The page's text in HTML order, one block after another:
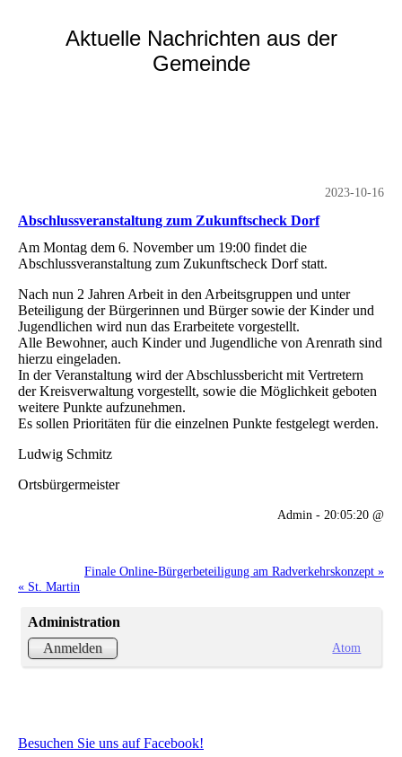
Aktuelle Nachrichten aus der
Gemeinde
2023-10-16
Abschlussveranstaltung zum Zukunftscheck Dorf
Am Montag dem 6. November um 19:00 findet die
Abschlussveranstaltung zum Zukunftscheck Dorf statt.
Nach nun 2 Jahren Arbeit in den Arbeitsgruppen und unter
Beteiligung der Bürgerinnen und Bürger sowie der Kinder und
Jugendlichen wird nun das Erarbeitete vorgestellt.
Alle Bewohner, auch Kinder und Jugendliche von Arenrath sind
hierzu eingeladen.
In der Veranstaltung wird der Abschlussbericht mit Vertretern
der Kreisverwaltung vorgestellt, sowie die Möglichkeit geboten
weitere Punkte aufzunehmen.
Es sollen Prioritäten für die einzelnen Punkte festgelegt werden.
Ludwig Schmitz
Ortsbürgermeister
Admin - 20:05:20 @
Finale Online-Bürgerbeteiligung am Radverkehrskonzept »
« St. Martin
Administration
Anmelden
Atom
Besuchen Sie uns auf Facebook!